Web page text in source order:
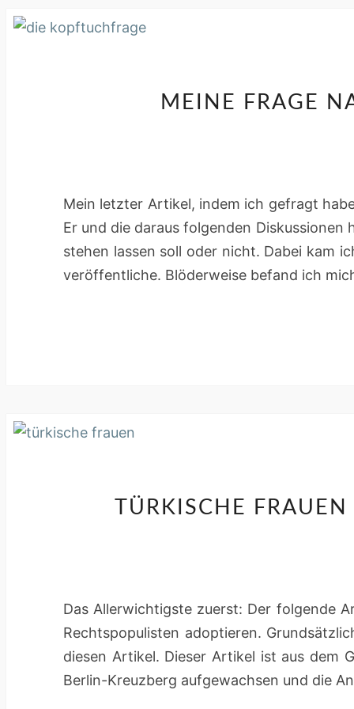
MEINE FRAGE
Mein letzter Artikel, indem ich gefragt
Er und die daraus folgenden
stehen lassen soll oder nicht. Dabei kam
veröffentliche. Blöderweise befand ich
TÜRKISCHE
Das Allerwichtigste zuerst: Der folgende
Rechtspopulisten adoptieren.
diesen Artikel. Dieser Artikel ist aus dem
Berlin-Kreuzberg aufgewachsen und die